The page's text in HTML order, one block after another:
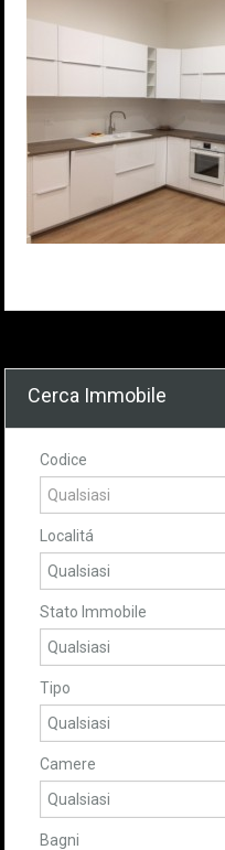
Cerca Immobile
Codice
Localitá
Stato Immobile
Tipo
Camere
Bagni